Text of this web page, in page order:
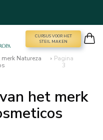
CURSUS VOOR HET
STEIL MAKEN
Natureza
› Pagina
3
het merk